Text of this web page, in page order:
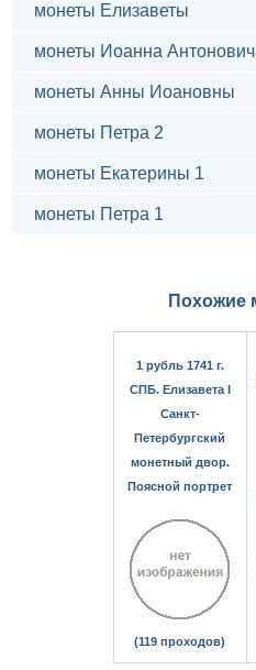
монеты Елизаветы
монеты Иоанна
монеты Анны Иоановны
монеты Петра 2
монеты Екатерины 1
монеты Петра 1
Похожие
1 рубль 1741 г.
СПБ. Елизавета I
Санкт-
Петербургский
монетный двор.
Поясной портрет
(119 проходов)